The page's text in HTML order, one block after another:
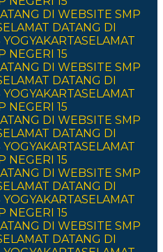
DI WEBSITE SMP
DATANG DI
SELAMAT
NEGERI 15
DI WEBSITE SMP
DATANG DI
SELAMAT
NEGERI 15
DI WEBSITE SMP
DATANG DI
SELAMAT
NEGERI 15
DI WEBSITE SMP
DATANG DI
SELAMAT
NEGERI 15
DI WEBSITE SMP
DATANG DI